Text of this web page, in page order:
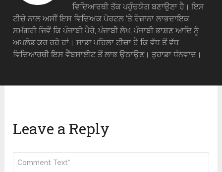
ਵਿਦਿਆਰਥੀ ਤੱਕ ਪਹੁੰਚਯੋਗ ਬਣਾਉਣਾ ਹੈ। ਇਸ
ਟੀਚੇ ਨਾਲ ਅਸੀਂ ਇਸ ਵਿਦਿਅਕ ਪੋਰਟਲ ‘ਤੇ ਰੋਜ਼ਾਨਾ ਲਾਭਦਾਇਕ
ਸਮੱਗਰੀ ਜਿਵੇਂ ਕਿ ਪੰਜਾਬੀ ਪੈਰੇ, ਪੰਜਾਬੀ ਲੇਖ, ਪੰਜਾਬੀ ਭਾਸ਼ਣ ਆਦਿ ਨੂੰ
ਅਪਲੋਡ ਕਰ ਰਹੇ ਹਾਂ। ਸਾਡਾ ਪਹਿਲਾ ਟੀਚਾ ਹੈ ਕਿ ਵੱਧ ਤੋਂ ਵੱਧ
ਵਿਦਿਆਰਥੀ ਇਸ ਵੈੱਬਸਾਈਟ ਤੋਂ ਲਾਭ ਉਠਾਉਣ। ਤੁਹਾਡਾ ਧੰਨਵਾਦ।
Leave a Reply